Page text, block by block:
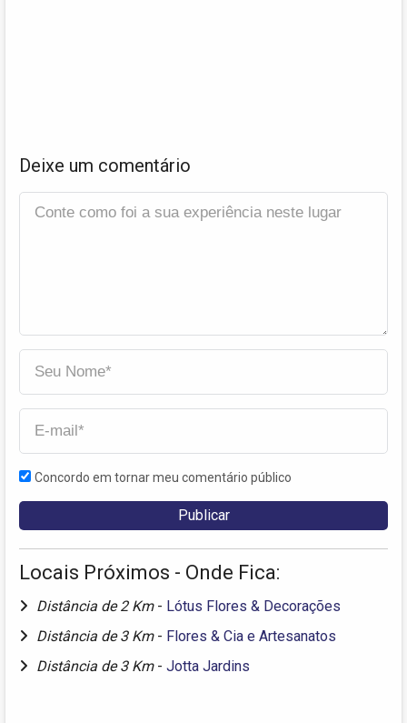
Deixe um comentário
Concordo em tornar meu comentário público
Locais Próximos - Onde Fica:
Distância de 2 Km - Lótus Flores & Decorações
Distância de 3 Km - Flores & Cia e Artesanatos
Distância de 3 Km - Jotta Jardins